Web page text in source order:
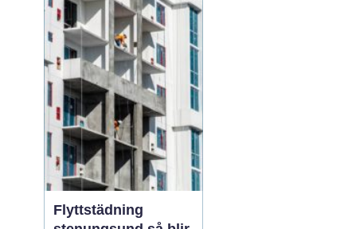
spill gör att renhållning
blir en fråga om både
säkerhet, kvalitet och
ekonomi. Genomtänkt
och professionell
Flyttstädning